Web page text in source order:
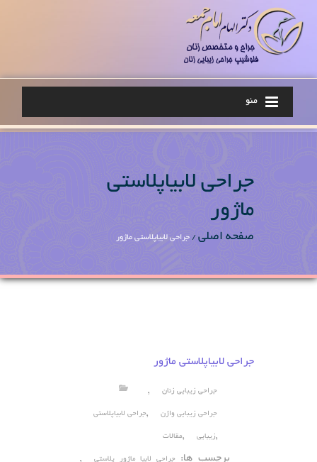
منو
جراحی لابیاپلاستی
ماژور
صفحه اصلی / جراحی لابیاپلاستی ماژور
جراحی لابیاپلاستی ماژور
جراحی زیبایی زنان ,
جراحی زیبایی واژن ,جراحی لابیاپلاستی
,زیبایی ,مقالات
برچسب ها: جراحی لابیا ماژور پلاستی ,